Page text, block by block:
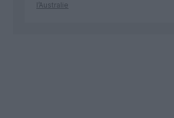
l’Australie